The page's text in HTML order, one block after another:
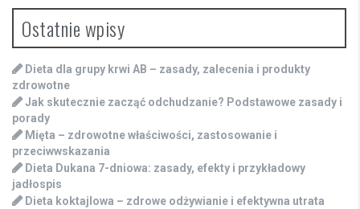
Ostatnie wpisy
Dieta dla grupy krwi AB – zasady, zalecenia i produkty
zdrowotne
Jak skutecznie zacząć odchudzanie? Podstawowe zasady i
porady
Mięta – zdrowotne właściwości, zastosowanie i
przeciwwskazania
Dieta Dukana 7-dniowa: zasady, efekty i przykładowy
jadłospis
Dieta koktajlowa – zdrowe odżywianie i efektywna utrata